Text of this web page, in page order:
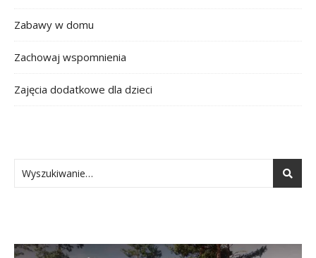
Zabawy w domu
Zachowaj wspomnienia
Zajęcia dodatkowe dla dzieci